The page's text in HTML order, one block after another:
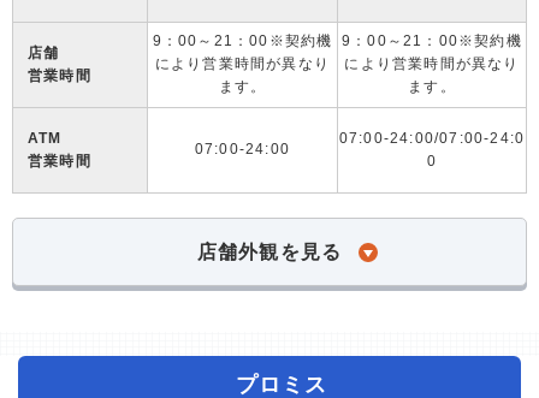
店舗
営業時間
9：00～21：00※契約機
により営業時間が異なり
ます。
9：00～21：00※契約機
により営業時間が異なり
ます。
ATM
営業時間
07:00-24:00
07:00-24:00/07:00-24:0
0
店舗外観を見る
プロミス